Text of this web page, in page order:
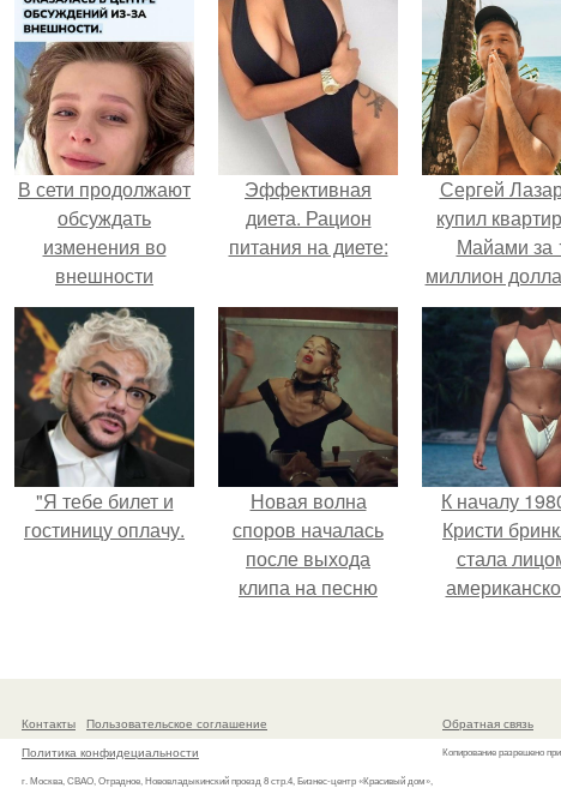
В сети продолжают
обсуждать
изменения во
внешности
актрисы.
Эффективная
диета. Рацион
питания на диете:
Сергей
купил
Майами за
миллион
"Я тебе билет и
гостиницу оплачу.
Новая волна
споров началась
после выхода
клипа на песню
К началу
Кристи
стала
Контакты
Пользовательское соглашение
Политика конфидециальности
г. Москва, СВАО, Отрадное, Нововладыкинский проезд 8 стр.4, Бизнес-центр «Красивый дом»,
Обратная связь
Копирование разрешено